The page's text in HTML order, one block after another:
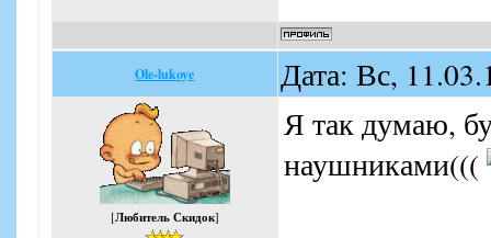
Ole-lukoye Дата: Вс,
[Любитель Скидок]
Я так думаю,
наушниками(((